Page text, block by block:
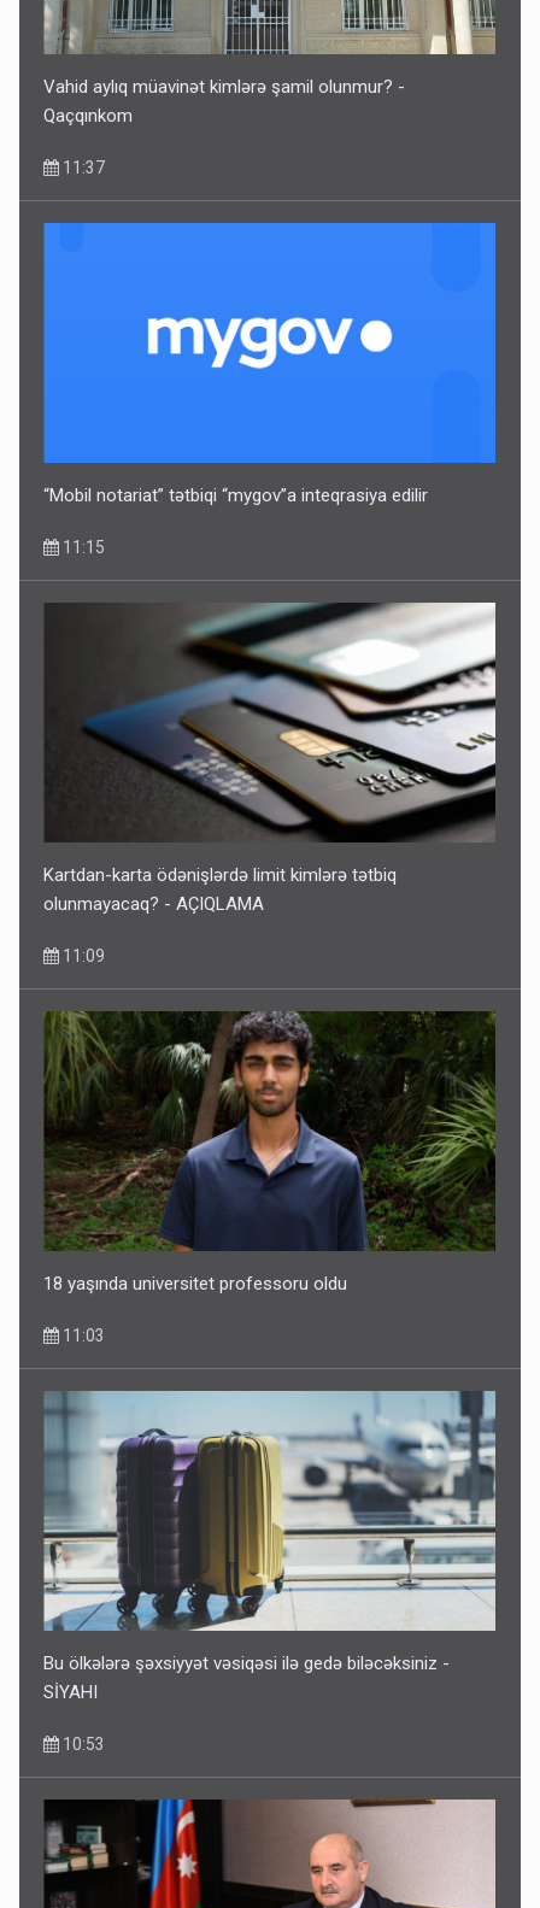
Vahid aylıq müavinət kimlərə şamil olunmur? -
Qaçqınkom
11:37
“Mobil notariat” tətbiqi “mygov”a inteqrasiya edilir
11:15
Kartdan-karta ödənişlərdə limit kimlərə tətbiq
olunmayacaq? - AÇIQLAMA
11:09
18 yaşında universitet professoru oldu
11:03
Bu ölkələrə şəxsiyyət vəsiqəsi ilə gedə biləcəksiniz -
SİYAHI
10:53